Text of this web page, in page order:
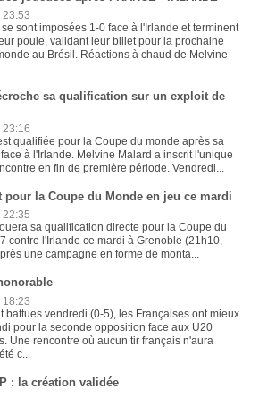
23:53
sont imposées 1-0 face à l'Irlande et terminent
poule, validant leur billet pour la prochaine
au Brésil. Réactions à chaud de Melvine
sa qualification sur un exploit de
23:16
qualifiée pour la Coupe du monde après sa
à l'Irlande. Melvine Malard a inscrit l'unique
en fin de première période. Vendredi...
pour la Coupe du Monde en jeu ce mardi
22:35
sa qualification directe pour la Coupe du
contre l'Irlande ce mardi à Grenoble (21h10,
une campagne en forme de monta...
18:23
battues vendredi (0-5), les Françaises ont mieux
pour la seconde opposition face aux U20
Une rencontre où aucun tir français n'aura
c...
: la création validée